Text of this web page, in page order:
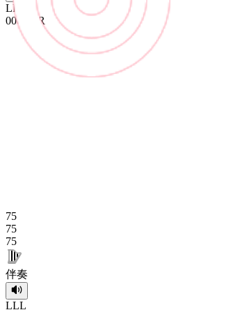
LL
000 R
75
75
75
伴奏
LLL